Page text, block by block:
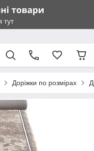
Доріжки по розмірах